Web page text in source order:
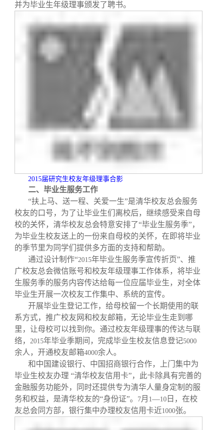
并为毕业生年级理事颁发了聘书。
2015届研究生校友年级理事合影
二、毕业生服务工作
“扶上马、送一程、关爱一生”是清华校友总会服务
校友的口号，为了让毕业生们离校后，继续感受来自母
校的关怀，清华校友总会特意安排了“毕业生服务季”，
为毕业生校友送上的一份来自母校的关怀，在即将毕业
的季节里为同学们提供多方面的支持和帮助。
通过设计制作“2015年毕业生服务季宣传折页”、推
广校友总会微信账号和校友年级理事工作体系，将毕业
生服务季的服务内容传达给每一位应届毕业生，对全体
毕业生开展一次校友工作集中、系统的宣传。
开展毕业生登记工作，给母校留一个长期使用的联
系方式，推广校友网和校友邮箱，无论毕业生走到哪
里，让母校可以找到你。通过校友年级理事的传达与联
络，
2015年毕业季期间，完成毕业生校友信息登记5000
余人，开通校友邮箱4000余人。
和中国建设银行、中国招商银行合作，上门集中为
毕业生校友办理 “清华校友信用卡”，此卡除具有完善的
金融服务功能外，同时还提供专为清华人量身定制的服
务和权益，是清华校友的“身份证”。
7月 1—10 日，在校
友总会同方部，银行集中办理校友信用卡近1000张。